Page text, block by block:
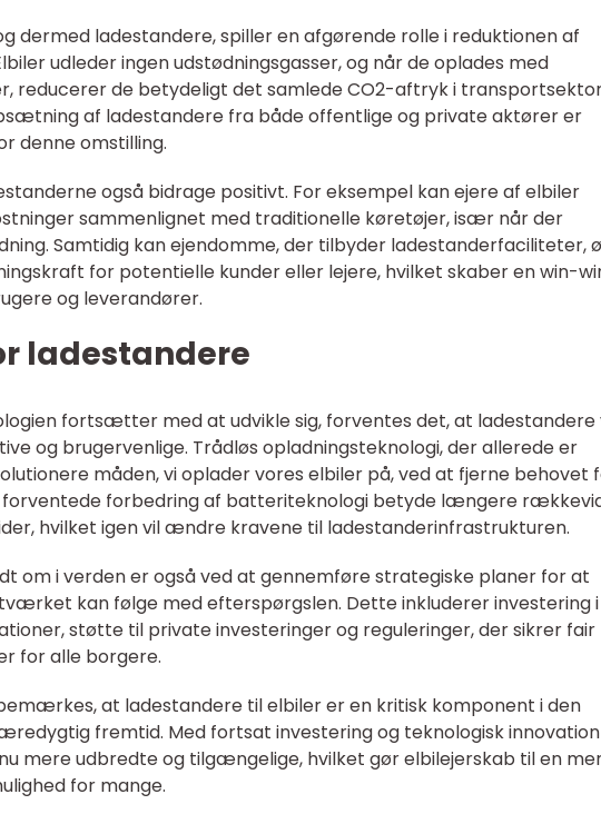
dermed ladestandere, spiller en afgørende rolle i reduktionen af
udleder ingen udstødningsgasser, og når de oplades med
reducerer de betydeligt det samlede CO2-aftryk i
af ladestandere fra både offentlige og private aktører er
denne omstilling.
også bidrage positivt. For eksempel kan ejere af elbiler
sammenlignet med traditionelle køretøjer, især når der
Samtidig kan ejendomme, der tilbyder ladestanderfaciliteter,
for potentielle kunder eller lejere, hvilket skaber en win-
og leverandører.
ladestandere
fortsætter med at udvikle sig, forventes det, at ladestandere
og brugervenlige. Trådløs opladningsteknologi, der allerede er
måden, vi oplader vores elbiler på, ved at fjerne behovet
forventede forbedring af batteriteknologi betyde længere
hvilket igen vil ændre kravene til ladestanderinfrastrukturen.
om i verden er også ved at gennemføre strategiske planer for at
kan følge med efterspørgslen. Dette inkluderer investering i
støtte til private investeringer og reguleringer, der sikrer fair
for alle borgere.
at ladestandere til elbiler er en kritisk komponent i den
fremtid. Med fortsat investering og teknologisk
mere udbredte og tilgængelige, hvilket gør elbilejerskab til en
for mange.